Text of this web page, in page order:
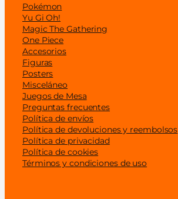
Pokémon
Yu Gi Oh!
Magic The Gathering
One Piece
Accesorios
Figuras
Posters
Misceláneo
Juegos de Mesa
Preguntas frecuentes
Política de envíos
Política de devoluciones y reembolsos
Política de privacidad
Política de cookies
Términos y condiciones de uso